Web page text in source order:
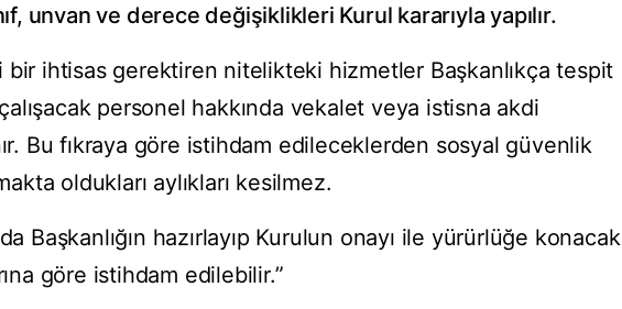
unvan ve derece değişiklikleri Kurul kararıyla yapılır.
bir ihtisas gerektiren nitelikteki hizmetler Başkanlıkça tespit
personel hakkında vekalet veya istisna akdi
Bu fıkraya göre istihdam edileceklerden sosyal güvenlik
oldukları aylıkları kesilmez.
Başkanlığın hazırlayıp Kurulun onayı ile yürürlüğe konacak
göre istihdam edilebilir.”